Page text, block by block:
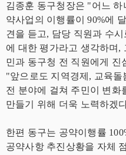
김종훈 동구청장은 "어느
약사업의 이행률이 90%에
견을 듣고, 담당 직원과 수
에 대한 평가라고 생각하며,
민과 동구청 전 직원에게 진
"앞으로도 지역경제, 교육
전 분야에 걸쳐 주민이 변화
만들기 위해 더욱 노력하겠
한편 동구는 공약이행률
공약사항 추진상황을 자체